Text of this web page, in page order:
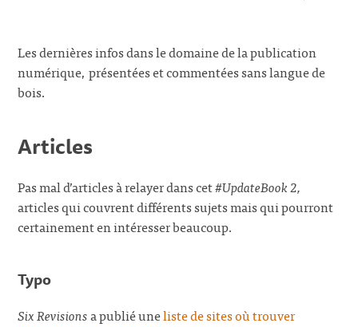
Les dernières infos dans le domaine de la publication
numérique, présentées et commentées sans langue de
bois.
Articles
Pas mal d’articles à relayer dans cet#UpdateBook 2,
articles qui couvrent différents sujets mais qui pourront
certainement en intéresser beaucoup.
Typo
Six Revisionsa publié uneliste de sites où trouver